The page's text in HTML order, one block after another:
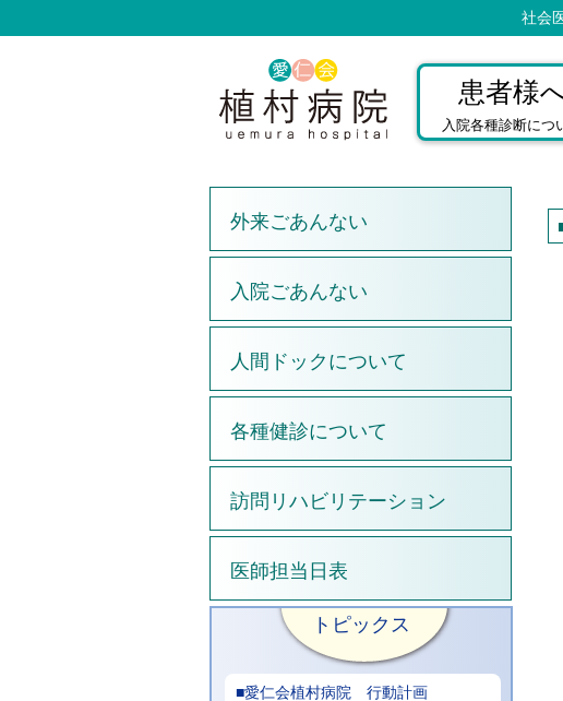
社会
患者様
入院各種診断につ
外来ごあんない
入院ごあんない
人間ドックについて
各種健診について
訪問リハビリテーション
医師担当日表